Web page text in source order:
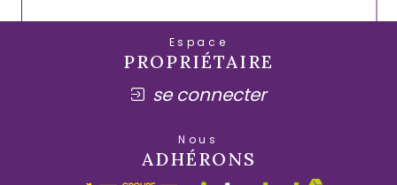
Espace
PROPRIÉTAIRE
se connecter
Nous
ADHÉRONS